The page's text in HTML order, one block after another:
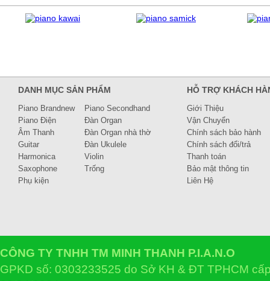
DANH MỤC SẢN PHẨM
Piano Brandnew
Piano Secondhand
Piano Điện
Đàn Organ
Âm Thanh
Đàn Organ nhà thờ
Guitar
Đàn Ukulele
Harmonica
Violin
Saxophone
Trống
Phụ kiện
HỖ TRỢ KHÁCH
Giới Thiệu
Vận Chuyển
Chính sách bảo hành
Chính sách đổi/trả
Thanh toán
Bảo mật thông tin
Liên Hệ
CÔNG TY TNHH TM MINH THANH P.I.A.N.O
GPKD số: 0303233525 do Sở KH & ĐT TPHCM